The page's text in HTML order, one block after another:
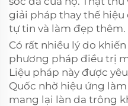
giải pháp thay thế
tự tin và làm đẹp thêm.
Có rất nhiều lý do
phương pháp điều trị
Liệu pháp này được
Quốc nhờ hiệu ứng
mang lại làn da trông